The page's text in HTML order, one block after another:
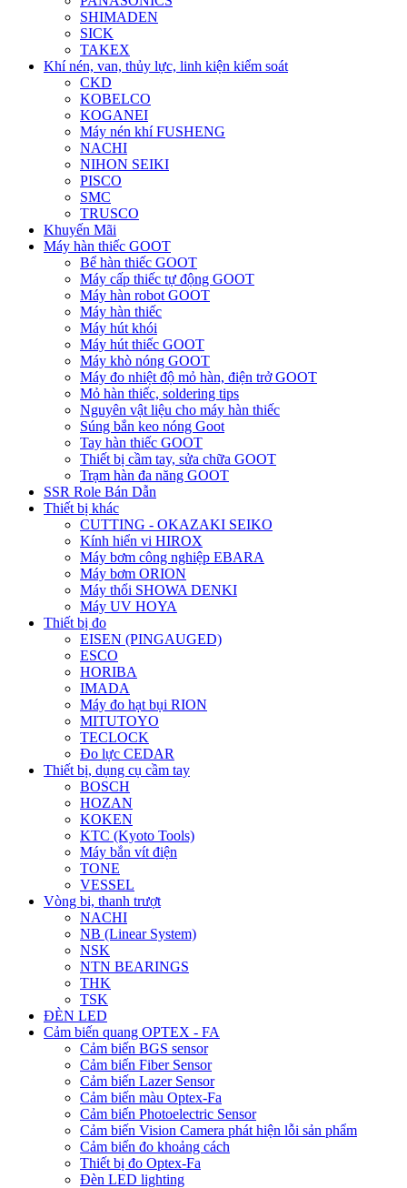
SHIMADEN
SICK
TAKEX
Khí nén, van, thủy lực, linh kiện kiểm soát
CKD
KOBELCO
KOGANEI
Máy nén khí FUSHENG
NACHI
NIHON SEIKI
PISCO
SMC
TRUSCO
Khuyến Mãi
Máy hàn thiếc GOOT
Bể hàn thiếc GOOT
Máy cấp thiếc tự động GOOT
Máy hàn robot GOOT
Máy hàn thiếc
Máy hút khói
Máy hút thiếc GOOT
Máy khò nóng GOOT
Máy đo nhiệt độ mỏ hàn, điện trở GOOT
Mỏ hàn thiếc, soldering tips
Nguyên vật liệu cho máy hàn thiếc
Súng bắn keo nóng Goot
Tay hàn thiếc GOOT
Thiết bị cầm tay, sửa chữa GOOT
Trạm hàn đa năng GOOT
SSR Role Bán Dẫn
Thiết bị khác
CUTTING - OKAZAKI SEIKO
Kính hiển vi HIROX
Máy bơm công nghiệp EBARA
Máy bơm ORION
Máy thổi SHOWA DENKI
Máy UV HOYA
Thiết bị đo
EISEN (PINGAUGED)
ESCO
HORIBA
IMADA
Máy đo hạt bụi RION
MITUTOYO
TECLOCK
Đo lực CEDAR
Thiết bị, dụng cụ cầm tay
BOSCH
HOZAN
KOKEN
KTC (Kyoto Tools)
Máy bắn vít điện
TONE
VESSEL
Vòng bi, thanh trượt
NACHI
NB (Linear System)
NSK
NTN BEARINGS
THK
TSK
ĐÈN LED
Cảm biến quang OPTEX - FA
Cảm biến BGS sensor
Cảm biến Fiber Sensor
Cảm biến Lazer Sensor
Cảm biến màu Optex-Fa
Cảm biến Photoelectric Sensor
Cảm biến Vision Camera phát hiện lỗi sản phẩm
Cảm biến đo khoảng cách
Thiết bị đo Optex-Fa
Đèn LED lighting